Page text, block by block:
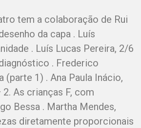
tem a colaboração de Rui
da capa . Luís
. Luís Lucas Pereira, 2/6
. Frederico
(parte 1) . Ana Paula Inácio,
As crianças F, com
Bessa . Martha Mendes,
diretamente proporcionais